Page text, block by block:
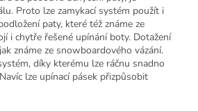
Proto lze zamykací systém použít i
paty, které též známe ze
i chytře řešené upínání boty. Dotažení
známe ze snowboardového vázání.
díky kterému lze ráčnu snadno
lze upínací pásek přizpůsobit